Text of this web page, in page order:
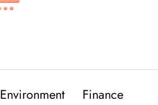
Environment Finance